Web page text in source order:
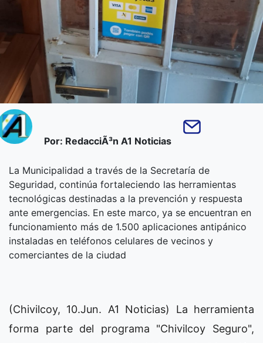
Por: RedacciÃ³n A1 Noticias
La Municipalidad a través de la Secretaría de
Seguridad, continúa fortaleciendo las herramientas
tecnológicas destinadas a la prevención y respuesta
ante emergencias. En este marco, ya se encuentran en
funcionamiento más de 1.500 aplicaciones antipánico
instaladas en teléfonos celulares de vecinos y
comerciantes de la ciudad
(Chivilcoy, 10.Jun. A1 Noticias) La herramienta
forma parte del programa "Chivilcoy Seguro",